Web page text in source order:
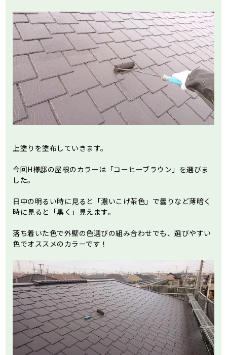
上塗りを塗布していきます。
今回H様邸の屋根のカラーは「コーヒーブラウン」を選びま
した。
日中の明るい時に見ると「濃いこげ茶色」で曇りなど薄暗く
時に見ると「黒く」見えます。
落ち着いた色で外壁の色選びの組み合わせでも、選びやすい
色でオススメのカラーです！